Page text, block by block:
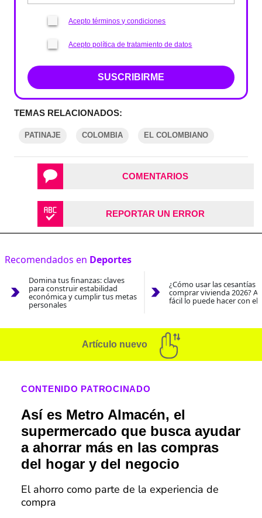
Acepto términos y condiciones
Acepto política de tratamiento de datos
SUSCRIBIRME
TEMAS RELACIONADOS:
PATINAJE COLOMBIA EL COLOMBIANO
COMENTARIOS
REPORTAR UN ERROR
Recomendados en Deportes
Domina tus finanzas: claves
para construir estabilidad
económica y cumplir tus metas
personales
¿Cómo usar las cesantías
comprar vivienda 2026?
fácil lo puede hacer con el
Artículo nuevo
CONTENIDO PATROCINADO
Así es Metro Almacén, el
supermercado que busca ayudar
a ahorrar más en las compras
del hogar y del negocio
El ahorro como parte de la experiencia de
compra